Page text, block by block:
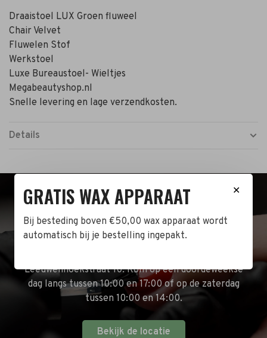
Draaistoel LUX Groen fluweel
Chair Velvet
Fluwelen Stof
Werkstoel
Luxe Bureaustoel- Wieltjes
Megabeautyshop.nl
Snelle levering en lage verzendkosten.
Details
BEZOEK DE WINKEL!
Naast de online shop hebben wij ook een fysieke
Leeuwenhoekstraat 10. Kom op een doordeweekse
dag langs tussen 10:00 en 17:00 of op de zaterdag
tussen 10:00 en 14:00.
Bekijk de locatie
✕
GRATIS WAX APPARAAT
Bij besteding boven €50,00 wax apparaat wordt
automatisch bij je bestelling ingepakt.